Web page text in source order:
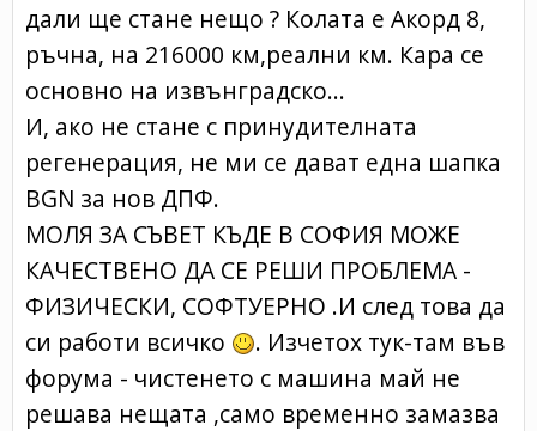
дали ще стане нещо ? Колата е Акорд 8,
ръчна, на 216000 км,реални км. Кара се
основно на извънградско...
И, ако не стане с принудителната
регенерация, не ми се дават една шапка
BGN за нов ДПФ.
МОЛЯ ЗА СЪВЕТ КЪДЕ В СОФИЯ МОЖЕ
КАЧЕСТВЕНО ДА СЕ РЕШИ ПРОБЛЕМА -
ФИЗИЧЕСКИ, СОФТУЕРНО .И след това да
си работи всичко
. Изчетох тук-там във
форума - чистенето с машина май не
решава нещата ,само временно замазва